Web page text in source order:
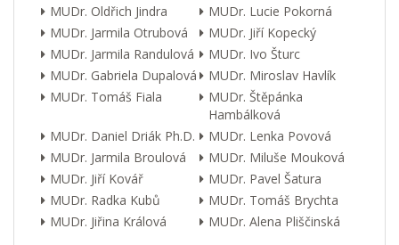
MUDr. Oldřich Jindra
MUDr. Lucie Pokorná
MUDr. Jarmila Otrubová
MUDr. Jiří Kopecký
MUDr. Jarmila Randulová
MUDr. Ivo Šturc
MUDr. Gabriela Dupalová
MUDr. Miroslav Havlík
MUDr. Tomáš Fiala
MUDr. Štěpánka
Hambálková
MUDr. Daniel Driák Ph.D.
MUDr. Lenka Povová
MUDr. Jarmila Broulová
MUDr. Miluše Mouková
MUDr. Jiří Kovář
MUDr. Pavel Šatura
MUDr. Radka Kubů
MUDr. Tomáš Brychta
MUDr. Jiřina Králová
MUDr. Alena Pliščinská